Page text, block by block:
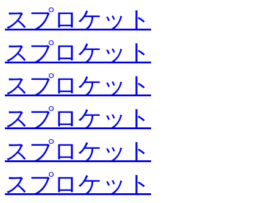
スプロケット
スプロケット
スプロケット
スプロケット
スプロケット
スプロケット